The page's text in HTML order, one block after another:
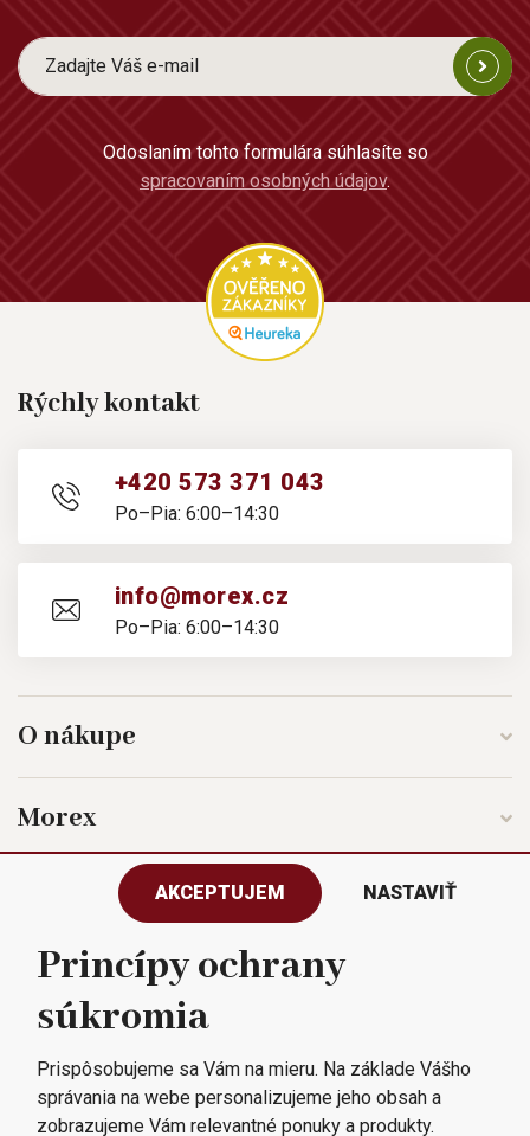
Odoslaním tohto formulára súhlasíte so
spracovaním osobných údajov.
Rýchly kontakt
+420 573 371 043
Po–Pia: 6:00–14:30
info@morex.cz
Po–Pia: 6:00–14:30
O nákupe
Morex
Sledujte nás
Všetky práva vyhradené © 2023
Morex, spol. s r.o.
AKCEPTUJEM NASTAVIŤ
Princípy ochrany
súkromia
Prispôsobujeme sa Vám na mieru. Na základe Vášho
správania na webe personalizujeme jeho obsah a
zobrazujeme Vám relevantné ponuky a produkty.